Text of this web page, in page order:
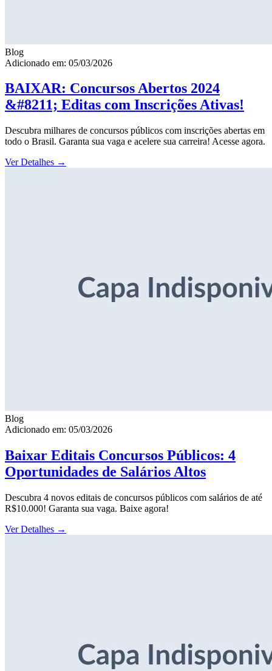
Blog
Adicionado em: 05/03/2026
BAIXAR: Concursos Abertos 2024
&#8211; Editas com Inscrições Ativas!
Descubra milhares de concursos públicos com inscrições abertas em
todo o Brasil. Garanta sua vaga e acelere sua carreira! Acesse agora.
Ver Detalhes →
Blog
Adicionado em: 05/03/2026
Baixar Editais Concursos Públicos: 4
Oportunidades de Salários Altos
Descubra 4 novos editais de concursos públicos com salários de até
R$10.000! Garanta sua vaga. Baixe agora!
Ver Detalhes →